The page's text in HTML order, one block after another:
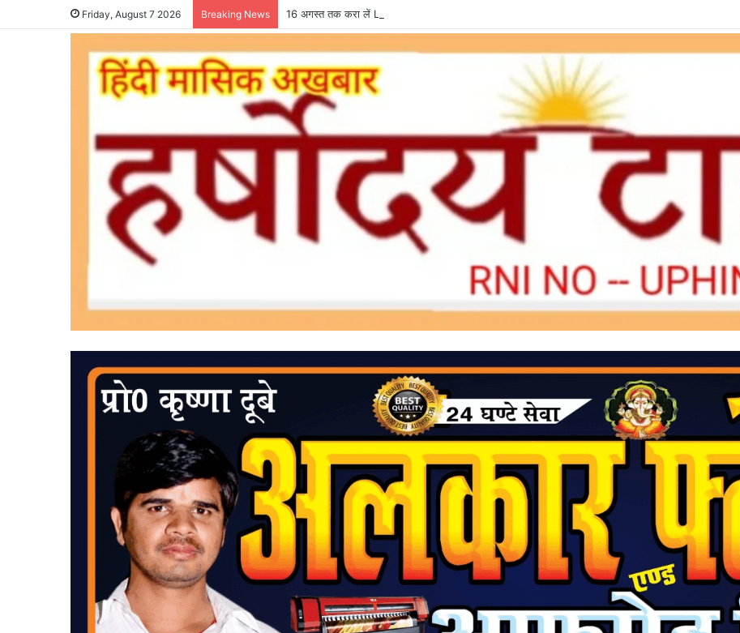
Friday, August 7 2026 Breaking News 16 अगस्त तक करा लें LPG e-KYC, वरना बुकिंग और सब्सिडी में हो सकती है दिक्कत